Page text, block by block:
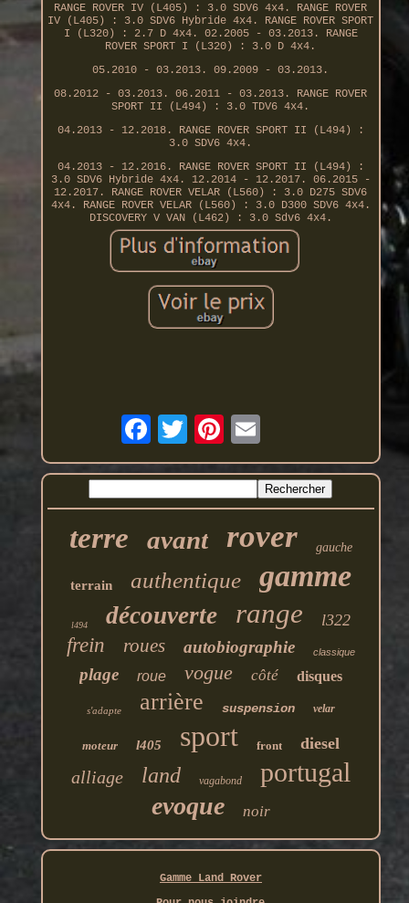
RANGE ROVER IV (L405) : 3.0 SDV6 4x4. RANGE ROVER
IV (L405) : 3.0 SDV6 Hybride 4x4. RANGE ROVER SPORT
I (L320) : 2.7 D 4x4. 02.2005 - 03.2013. RANGE
ROVER SPORT I (L320) : 3.0 D 4x4.
05.2010 - 03.2013. 09.2009 - 03.2013.
08.2012 - 03.2013. 06.2011 - 03.2013. RANGE ROVER
SPORT II (L494) : 3.0 TDV6 4x4.
04.2013 - 12.2018. RANGE ROVER SPORT II (L494) :
3.0 SDV6 4x4.
04.2013 - 12.2016. RANGE ROVER SPORT II (L494) :
3.0 SDV6 Hybride 4x4. 12.2014 - 12.2017. 06.2015 -
12.2017. RANGE ROVER VELAR (L560) : 3.0 D275 SDV6
4x4. RANGE ROVER VELAR (L560) : 3.0 D300 SDV6 4x4.
DISCOVERY V VAN (L462) : 3.0 Sdv6 4x4.
terre avant rover gauche
terrain authentique gamme
l494 découverte range l322
frein roues autobiographie classique
plage roue vogue côté disques
s'adapte arrière suspension velar
moteur l405 sport front diesel
alliage land vagabond portugal
evoque noir
Gamme Land Rover